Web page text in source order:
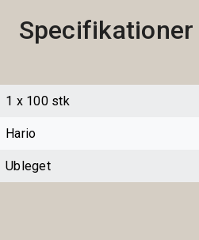
Specifikationer
1 x 100 stk
Hario
Ubleget